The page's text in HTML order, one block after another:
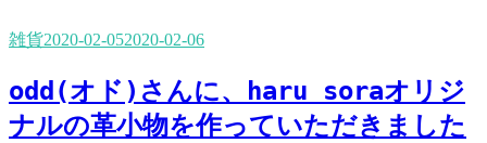
雑貨2020-02-052020-02-06
odd(オド)さんに、haru soraオリジ
ナルの革小物を作っていただきました